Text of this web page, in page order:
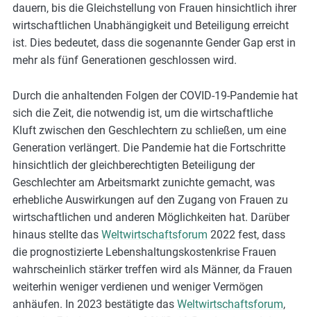
dauern, bis die Gleichstellung von Frauen hinsichtlich ihrer
wirtschaftlichen Unabhängigkeit und Beteiligung erreicht
ist. Dies bedeutet, dass die sogenannte Gender Gap erst in
mehr als fünf Generationen geschlossen wird.
Durch die anhaltenden Folgen der COVID-19-Pandemie hat
sich die Zeit, die notwendig ist, um die wirtschaftliche
Kluft zwischen den Geschlechtern zu schließen, um eine
Generation verlängert. Die Pandemie hat die Fortschritte
hinsichtlich der gleichberechtigten Beteiligung der
Geschlechter am Arbeitsmarkt zunichte gemacht, was
erhebliche Auswirkungen auf den Zugang von Frauen zu
wirtschaftlichen und anderen Möglichkeiten hat. Darüber
hinaus stellte das Weltwirtschaftsforum 2022 fest, dass
die prognostizierte Lebenshaltungskostenkrise Frauen
wahrscheinlich stärker treffen wird als Männer, da Frauen
weiterhin weniger verdienen und weniger Vermögen
anhäufen. In 2023 bestätigte das Weltwirtschaftsforum,